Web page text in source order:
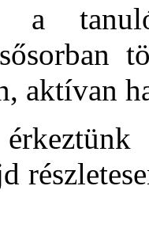
aktívan